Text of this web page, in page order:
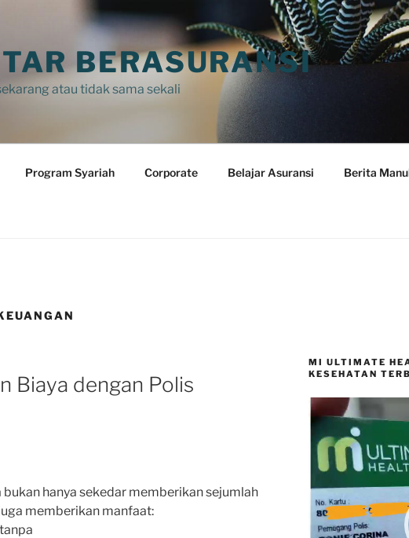
BERASURANSI
atau tidak sama sekali
Program Syariah Corporate Belajar Asuransi Berita
Biaya dengan Polis
bukan hanya sekedar memberikan sejumlah
memberikan manfaat:
MI ULTIMATE
KESEHATAN
Video
Player